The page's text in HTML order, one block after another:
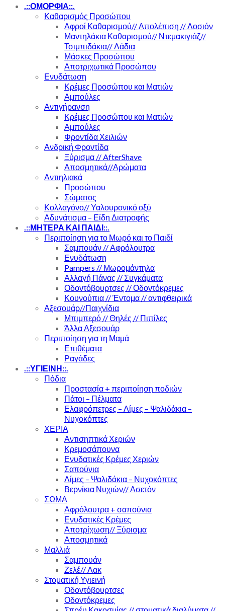
.::ΟΜΟΡΦΙΑ::.
Καθαρισμός Προσώπου
Αφροί Καθαρισμού// Απολέπιση // Λοσιόν
Μαντηλάκια Καθαρισμού// Ντεμακιγιάζ//
Τσιμπιδάκια// Λάδια
Μάσκες Προσώπου
Αποτριχωτικά Προσώπου
Ενυδάτωση
Κρέμες Προσώπου και Ματιών
Αμπούλες
Αντιγήρανση
Κρέμες Προσώπου και Ματιών
Αμπούλες
Φροντίδα Χειλιών
Ανδρική Φροντίδα
Ξύρισμα // AfterShave
Αποσμητικά//Αρώματα
Αντιηλιακά
Προσώπου
Σώματος
Κολλαγόνο// Υαλουρονικό οξύ
Αδυνάτισμα – Είδη Διατροφής
.::ΜΗΤΕΡΑ ΚΑΙ ΠΑΙΔΙ::.
Περιποίηση για το Μωρό και το Παιδί
Σαμπουάν // Αφρόλουτρα
Ενυδάτωση
Pampers // Μωρομάντηλα
Αλλαγή Πάνας // Συγκάματα
Οδοντόβουρτσες // Οδοντόκρεμες
Κουνούπια // Έντομα // αντιφθειρικά
Αξεσουάρ//Παιχνίδια
Μπιμπερό // Θηλές // Πιπίλες
Άλλα Αξεσουάρ
Περιποίηση για τη Μαμά
Επιθέματα
Ραγάδες
.::ΥΓΙΕΙΝΗ::.
Πόδια
Προστασία + περιποίηση ποδιών
Πάτοι – Πέλματα
Ελαφρόπετρες – Λίμες – Ψαλιδάκια –
Νυχοκόπτες
ΧΕΡΙΑ
Αντισηπτικά Χεριών
Κρεμοσάπουνα
Ενυδατικές Κρέμες Χεριών
Σαπούνια
Λίμες – Ψαλιδάκια – Νυχοκόπτες
Βερνίκια Νυχιών// Ασετόν
ΣΩΜΑ
Αφρόλουτρα + σαπούνια
Ενυδατικές Κρέμες
Αποτρίχωση// Ξύρισμα
Αποσμητικά
Μαλλιά
Σαμπουάν
Ζελέ// Λακ
Στοματική Υγιεινή
Οδοντόβουρτσες
Οδοντόκρεμες